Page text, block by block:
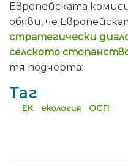
Европейската
обяви, че
стратегически
селското
тя подчерта:
Таг
ЕК екология ОСП